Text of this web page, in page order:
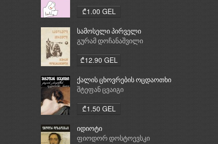
₾1.00 GEL
სამოსელი პირველი
გურამ დოჩანაშვილი
₾12.90 GEL
ქალის ცხოვრების ოცდაოთხი
საათი
შტეფან ცვაიგი
₾1.50 GEL
იდიოტი
ფიოდორ დოსტოევსკი